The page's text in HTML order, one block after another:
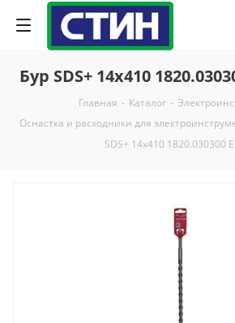
Бур SDS+ 14х410
Главная - Каталог -
Оснастка и расходники для
SDS+ 14х410 1820.030300